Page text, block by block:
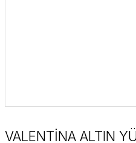
VALENTİNA ALTIN